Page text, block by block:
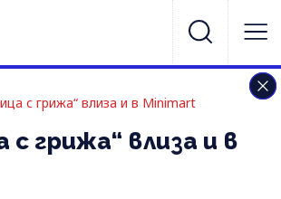
с грижа“ влиза и в Minimart
с грижа“ влиза и в